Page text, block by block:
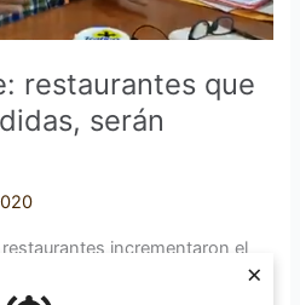
×
restaurantes que
serán
incrementaron el